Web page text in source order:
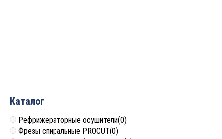
Каталог
Рефрижераторные осушители(0)
Фрезы спиральные PROCUT(0)